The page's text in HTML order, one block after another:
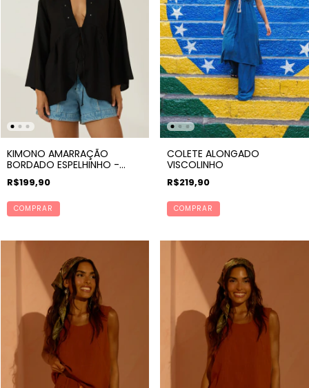
KIMONO AMARRAÇÃO
BORDADO ESPELHINHO -
VIBRA
R$199,90
COMPRAR
COLETE ALONGADO
VISCOLINHO
R$219,90
COMPRAR